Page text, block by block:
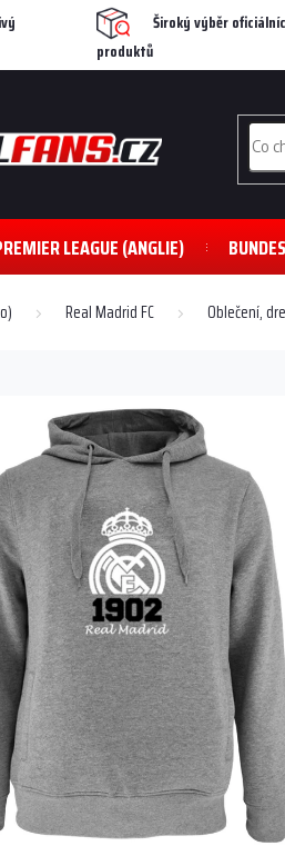
Široký výběr
produktů
LEAGUE (ANGLIE)
Real Madrid FC Oblečení,